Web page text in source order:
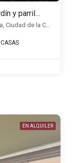
Casa en venta 3 dormitorios con jardín y parrillero, en Ciudad de la Costa.
Avenida Jorge Williams, Ciudad de la costa, Ciudad de la Costa
CASAS
EN ALQUILER